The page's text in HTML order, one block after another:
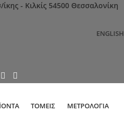
- Κιλκίς 54500 Θεσσαλονίκη
ENGLISH
ΤΟΜΕΊΣ ΜΕΤΡΟΛΟΓΊΑ